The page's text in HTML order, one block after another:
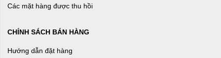
Các mặt hàng được thu hồi
CHÍNH SÁCH BÁN HÀNG
Hướng dẫn đặt hàng